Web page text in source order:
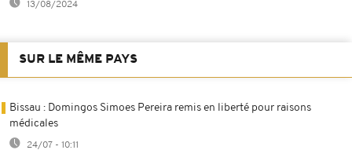
13/08/2024
SUR LE MÊME PAYS
Bissau : Domingos Simoes Pereira remis en liberté pour raisons
médicales
24/07 - 10:11